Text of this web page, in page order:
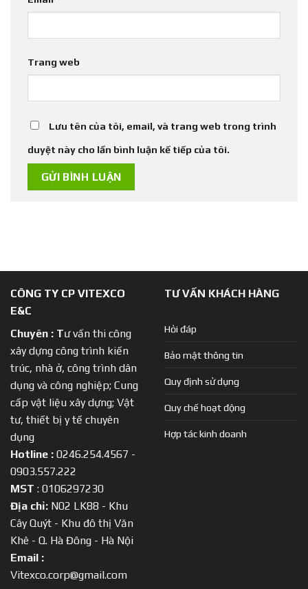
Trang web
Lưu tên của tôi, email, và trang web trong trình
duyệt này cho lần bình luận kế tiếp của tôi.
CÔNG TY CP VITEXCO
E&C
Chuyên : Tư vấn thi công
xây dựng công trình kiến
trúc, nhà ở, công trình dân
dụng và công nghiệp; Cung
cấp vật liệu xây dựng; Vật
tư, thiết bị y tế chuyên
dụng
Hotline : 0246.254.4567 -
0903.557.222
MST : 0106297230
Địa chỉ: N02 LK88 - Khu
Cây Quýt - Khu đô thị Văn
Khê - Q. Hà Đông - Hà Nội
Email :
Vitexco.corp@gmail.com
TƯ VẤN KHÁCH HÀNG
Hỏi đáp
Bảo mật thông tin
Quy định sử dụng
Quy chế hoạt động
Hợp tác kinh doanh